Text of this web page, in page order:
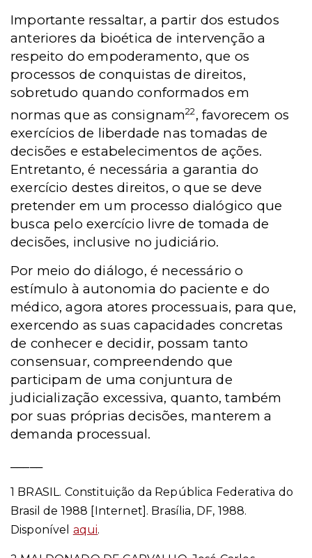
Importante ressaltar, a partir dos estudos
anteriores da bioética de intervenção a
respeito do empoderamento, que os
processos de conquistas de direitos,
sobretudo quando conformados em
normas que as consignam22, favorecem os
exercícios de liberdade nas tomadas de
decisões e estabelecimentos de ações.
Entretanto, é necessária a garantia do
exercício destes direitos, o que se deve
pretender em um processo dialógico que
busca pelo exercício livre de tomada de
decisões, inclusive no judiciário.
Por meio do diálogo, é necessário o
estímulo à autonomia do paciente e do
médico, agora atores processuais, para que,
exercendo as suas capacidades concretas
de conhecer e decidir, possam tanto
consensuar, compreendendo que
participam de uma conjuntura de
judicialização excessiva, quanto, também
por suas próprias decisões, manterem a
demanda processual.
1 BRASIL. Constituição da República Federativa do
Brasil de 1988 [Internet]. Brasília, DF, 1988.
Disponível aqui.